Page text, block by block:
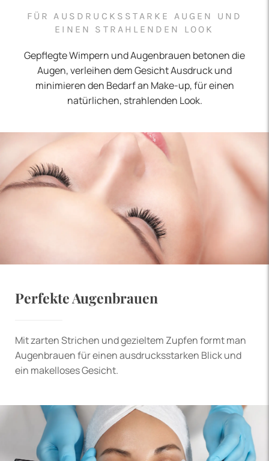
FÜR AUSDRUCKSSTARKE AUGEN UND
EINEN STRAHLENDEN LOOK
Gepflegte Wimpern und Augenbrauen betonen die
Augen, verleihen dem Gesicht Ausdruck und
minimieren den Bedarf an Make-up, für einen
natürlichen, strahlenden Look.
Perfekte Augenbrauen
Mit zarten Strichen und gezieltem Zupfen formt man
Augenbrauen für einen ausdrucksstarken Blick und
ein makelloses Gesicht.